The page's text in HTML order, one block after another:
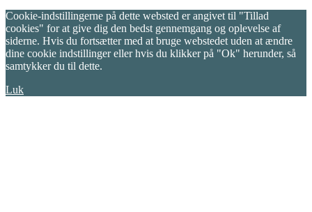
Cookie-indstillingerne på dette websted er angivet til "Tillad
cookies" for at give dig den bedst gennemgang og oplevelse af
siderne. Hvis du fortsætter med at bruge webstedet uden at ændre
dine cookie indstillinger eller hvis du klikker på "Ok" herunder, så
samtykker du til dette.
Luk